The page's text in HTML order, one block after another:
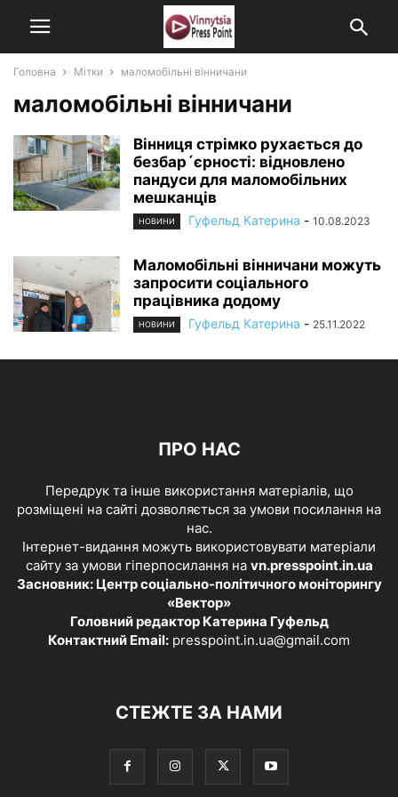
Головна Мітки маломобільні вінничани
маломобільні вінничани
Вінниця стрімко рухається до
безбар´єрності: відновлено
пандуси для маломобільних
мешканців
НОВИНИ Гуфельд Катерина - 10.08.2023
Маломобільні вінничани можуть
запросити соціального
працівника додому
НОВИНИ Гуфельд Катерина - 25.11.2022
ПРО НАС
Передрук та інше використання матеріалів, що
розміщені на сайті дозволяється за умови посилання на
нас.
Інтернет-видання можуть використовувати матеріали
сайту за умови гіперпосилання на vn.presspoint.in.ua
Засновник: Центр соціально-політичного моніторингу
«Вектор»
Головний редактор Катерина Гуфельд
Контактний Email: presspoint.in.ua@gmail.com
СТЕЖТЕ ЗА НАМИ